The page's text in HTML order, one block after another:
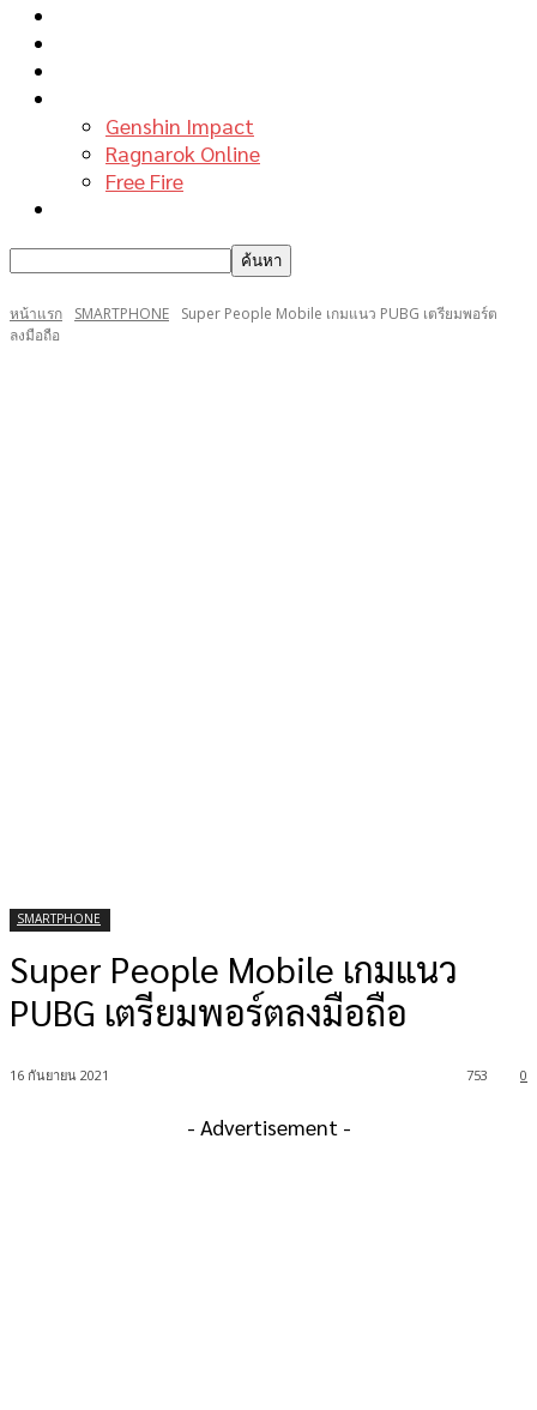
Genshin Impact
Ragnarok Online
Free Fire
หน้าแรก SMARTPHONE
Super People Mobile เกมแนว PUBG เตรียมพอร์ต
ลงมือถือ
SMARTPHONE
Super People Mobile เกมแนว
PUBG เตรียมพอร์ตลงมือถือ
16 กันยายน 2021 0
753
- Advertisement -